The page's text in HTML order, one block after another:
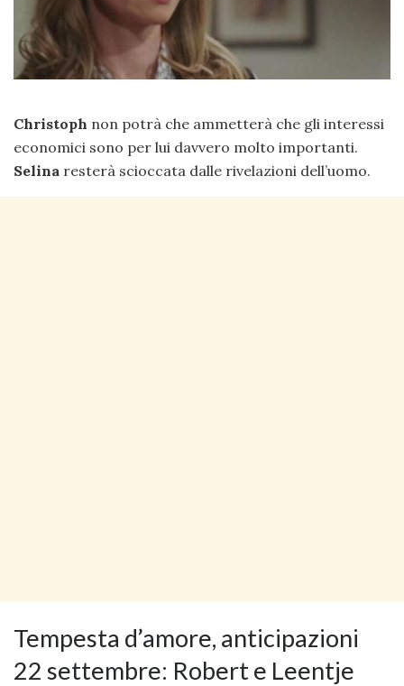
Christoph non potrà che ammetterà che gli interessi
economici sono per lui davvero molto importanti.
Selina resterà scioccata dalle rivelazioni dell’uomo.
Tempesta d’amore, anticipazioni
22 settembre: Robert e Leentje